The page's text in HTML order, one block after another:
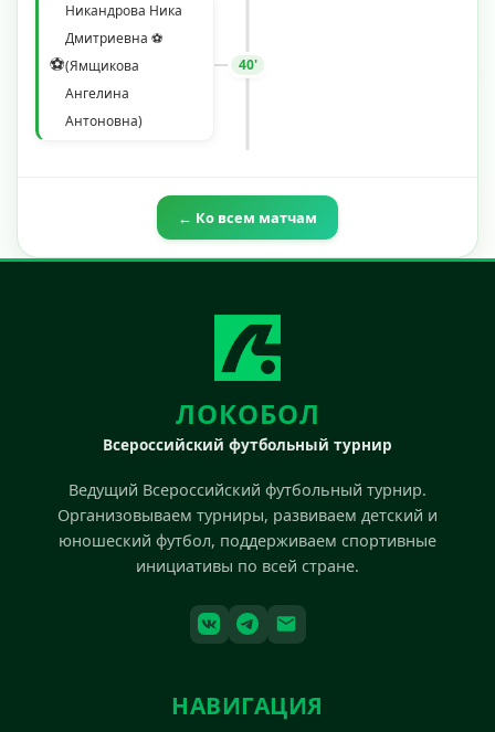
⚽
Никандрова Ника
Дмитриевна ⚽
(Ямщикова
Ангелина
Антоновна)
40'
← Ко всем матчам
ЛОКОБОЛ
Всероссийский футбольный турнир
Ведущий Всероссийский футбольный турнир.
Организовываем турниры, развиваем детский и
юношеский футбол, поддерживаем спортивные
инициативы по всей стране.
НАВИГАЦИЯ